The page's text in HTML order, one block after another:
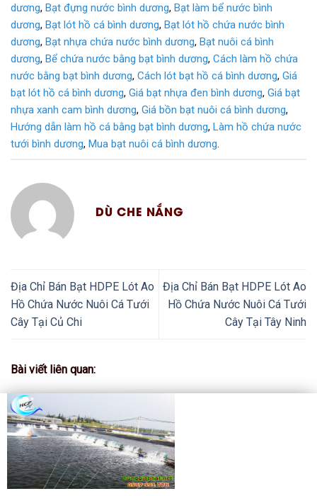
dương, Bạt đựng nước bình dương, Bạt làm bể nước bình
dương, Bạt lót hồ cá bình dương, Bạt lót hồ chứa nước bình
dương, Bạt nhựa chứa nước bình dương, Bạt nuôi cá bình
dương, Bể chứa nước bằng bạt bình dương, Cách làm hồ chứa
nước bằng bạt bình dương, Cách lót bạt hồ cá bình dương, Giá
bạt lót hồ cá bình dương, Giá bạt nhựa đen bình dương, Giá bạt
nhựa xanh cam bình dương, Giá bồn bạt nuôi cá bình dương,
Hướng dẫn làm hồ cá bằng bạt bình dương, Làm hồ chứa nước
tưới bình dương, Mua bạt nuôi cá bình dương
DÙ CHE NẮNG
Địa Chỉ Bán Bạt HDPE Lót Ao
Hồ Chứa Nước Nuôi Cá Tưới
Cây Tại Củ Chi
Địa Chỉ Bán Bạt HDPE Lót Ao
Hồ Chứa Nước Nuôi Cá Tưới
Cây Tại Tây Ninh
Bài viết liên quan: